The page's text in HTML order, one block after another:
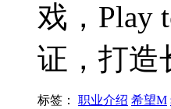
戏，Play
证，打造
标签： 职业介绍 希望M